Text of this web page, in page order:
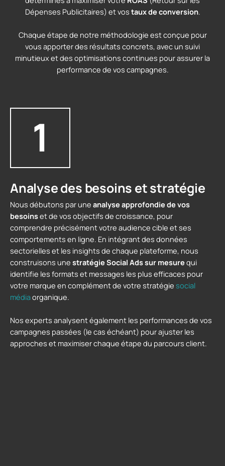
Dépenses Publicitaires) et vos taux de conversion.
Chaque étape de notre méthodologie est conçue pour
vous apporter des résultats concrets, avec un suivi
minutieux et des optimisations continues pour assurer la
performance de vos campagnes.
1
Analyse des besoins et stratégie
Nous débutons par une analyse approfondie de vos
besoinset de vos objectifs de croissance, pour
comprendre précisément votre audience cible et ses
comportements en ligne. En intégrant des données
sectorielles et les insights de chaque plateforme, nous
construisons une stratégie Social Ads sur mesurequi
identifie les formats et messages les plus efficaces pour
votre marque en complément de votre stratégie social
médiaorganique.
Nos experts analysent également les performances de vos
campagnes passées (le cas échéant) pour ajuster les
approches et maximiser chaque étape du parcours client.